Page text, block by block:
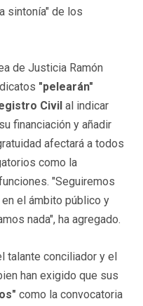
sintonía" de los
de Justicia Ramón
"pelearán"
Civil al indicar
financiación y añadir
afectará a todos
como la
"Seguiremos
el ámbito público y
nada", ha agregado.
talante conciliador y el
han exigido que sus
como la convocatoria